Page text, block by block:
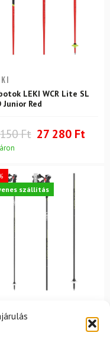
LEKI WCR Lite SL
Junior Red
Ft 27 280 Ft
szállítás
LEKI Carbon 12